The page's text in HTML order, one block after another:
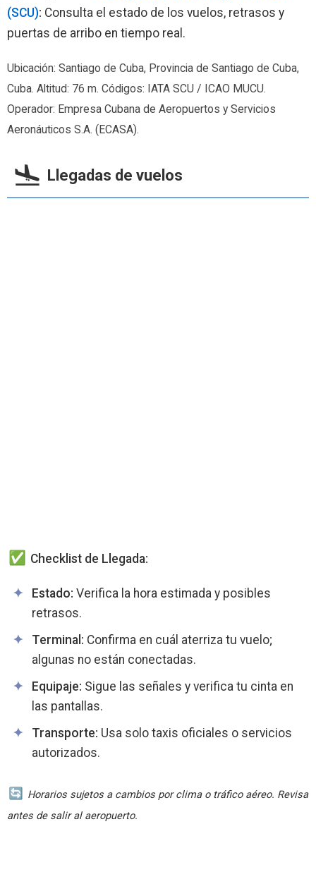
(SCU): Consulta el estado de los vuelos, retrasos y
puertas de arribo en tiempo real.
Ubicación: Santiago de Cuba, Provincia de Santiago de Cuba,
Cuba. Altitud: 76 m. Códigos: IATA SCU / ICAO MUCU.
Operador: Empresa Cubana de Aeropuertos y Servicios
Aeronáuticos S.A. (ECASA).
Llegadas de vuelos
Checklist de Llegada:
Estado: Verifica la hora estimada y posibles
retrasos.
Terminal: Confirma en cuál aterriza tu vuelo;
algunas no están conectadas.
Equipaje: Sigue las señales y verifica tu cinta en
las pantallas.
Transporte: Usa solo taxis oficiales o servicios
autorizados.
Horarios sujetos a cambios por clima o tráfico aéreo. Revisa
antes de salir al aeropuerto.